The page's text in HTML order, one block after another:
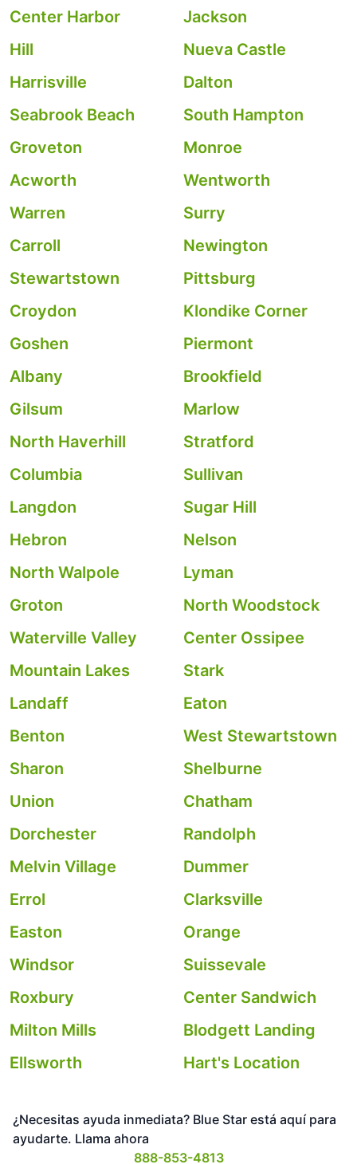
Center Harbor
Jackson
Hill
Nueva Castle
Harrisville
Dalton
Seabrook Beach
South Hampton
Groveton
Monroe
Acworth
Wentworth
Warren
Surry
Carroll
Newington
Stewartstown
Pittsburg
Croydon
Klondike Corner
Goshen
Piermont
Albany
Brookfield
Gilsum
Marlow
North Haverhill
Stratford
Columbia
Sullivan
Langdon
Sugar Hill
Hebron
Nelson
North Walpole
Lyman
Groton
North Woodstock
Waterville Valley
Center Ossipee
Mountain Lakes
Stark
Landaff
Eaton
Benton
West Stewartstown
Sharon
Shelburne
Union
Chatham
Dorchester
Randolph
Melvin Village
Dummer
Errol
Clarksville
Easton
Orange
Windsor
Suissevale
Roxbury
Center Sandwich
Milton Mills
Blodgett Landing
Ellsworth
Hart's Location
¿Necesitas ayuda inmediata? Blue Star está aquí para
ayudarte. Llama ahora
888-853-4813